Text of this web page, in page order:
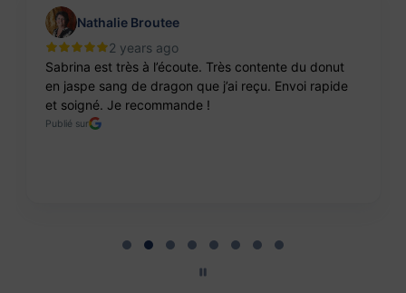
Nathalie Broutee
2 years ago
Sabrina est très à l’écoute. Très contente du donut
en jaspe sang de dragon que j’ai reçu. Envoi rapide
et soigné. Je recommande !
Publié sur